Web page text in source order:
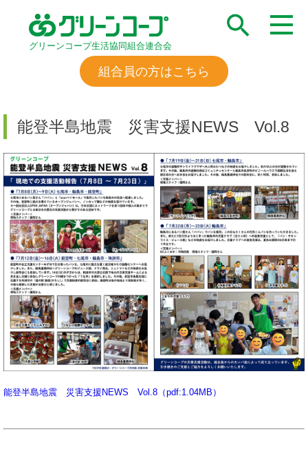
グリーンコープ生活協同組合連合会
組合員の方はこちら
能登半島地震 災害支援NEWS Vol.8
能登半島地震 災害支援NEWS Vol.8（pdf:1.04MB）